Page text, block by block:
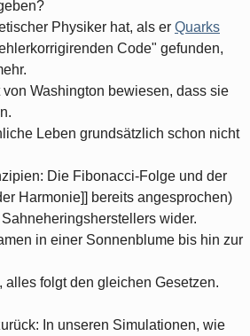
Physiker hat, als er Quarks
Code" gefunden,
Washington bewiesen, dass sie
Leben grundsätzlich schon nicht
Die Fibonacci-Folge und der
Harmonie]] bereits angesprochen)
wider.
in einer Sonnenblume bis hin zur
folgt den gleichen Gesetzen.
In unseren Simulationen, wie